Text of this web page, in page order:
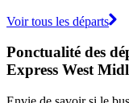
Voir tous les départs
Ponctualité des
Express West